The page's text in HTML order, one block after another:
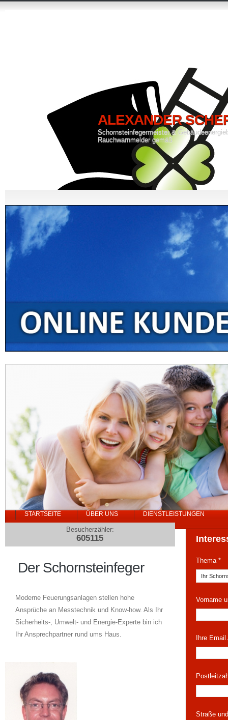
ALEXANDER
Schornsteinfegermeister &
Rauchwarnmelder gemäß
STARTSEITE ÜBER UNS DIENSTLEISTUNGEN
Thema *
Vorname
Ihre
Straße
Besucherzähler:
605115
Der Schornsteinfeger
Moderne Feuerungsanlagen stellen hohe
Ansprüche an Messtechnik und Know-how. Als Ihr
Sicherheits-, Umwelt- und Energie-Experte bin ich
Ihr Ansprechpartner rund ums Haus.